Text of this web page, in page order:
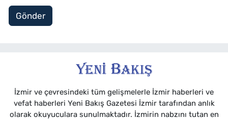
Gönder
İzmir ve çevresindeki tüm gelişmelerle İzmir haberleri ve
vefat haberleri Yeni Bakış Gazetesi İzmir tarafından anlık
olarak okuyuculara sunulmaktadır. İzmirin nabzını tutan en